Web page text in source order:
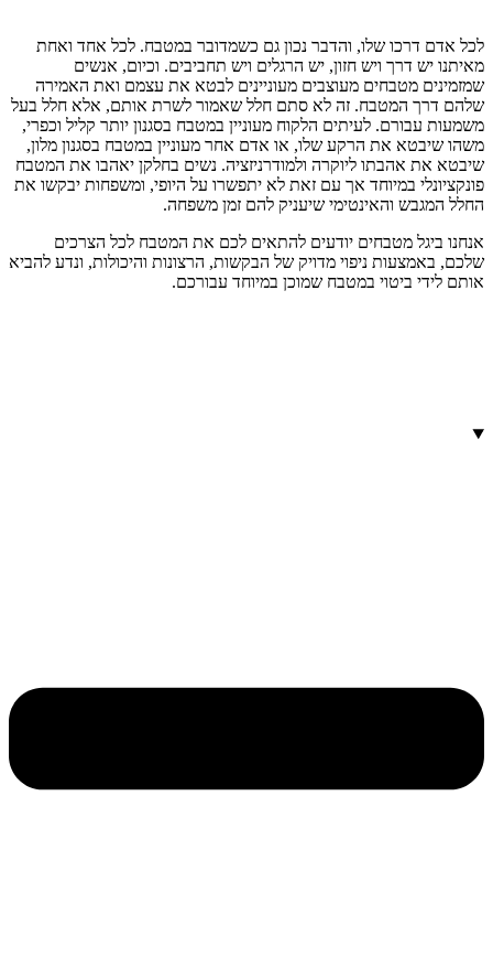
לכל אדם דרכו שלו, והדבר נכון גם כשמדובר במטבח. לכל אחד ואחת
מאיתנו יש דרך ויש חזון, יש הרגלים ויש תחביבים. וכיום, אנשים
שמזמינים מטבחים מעוצבים מעוניינים לבטא את עצמם ואת האמירה
שלהם דרך המטבח. זה לא סתם חלל שאמור לשרת אותם, אלא חלל בעל
משמעות עבורם. לעיתים הלקוח מעוניין במטבח בסגנון יותר קליל וכפרי,
משהו שיבטא את הרקע שלו, או אדם אחר מעוניין במטבח בסגנון מלון,
שיבטא את אהבתו ליוקרה ולמודרניזציה. נשים בחלקן יאהבו את המטבח
פונקציונלי במיוחד אך עם זאת לא יתפשרו על היופי, ומשפחות יבקשו את
החלל המגבש והאינטימי שיעניק להם זמן משפחה.
אנחנו ביגל מטבחים יודעים להתאים לכם את המטבח לכל הצרכים
שלכם, באמצעות ניפוי מדויק של הבקשות, הרצונות והיכולות, ונדע להביא
אותם לידי ביטוי במטבח שמוכן במיוחד עבורכם.